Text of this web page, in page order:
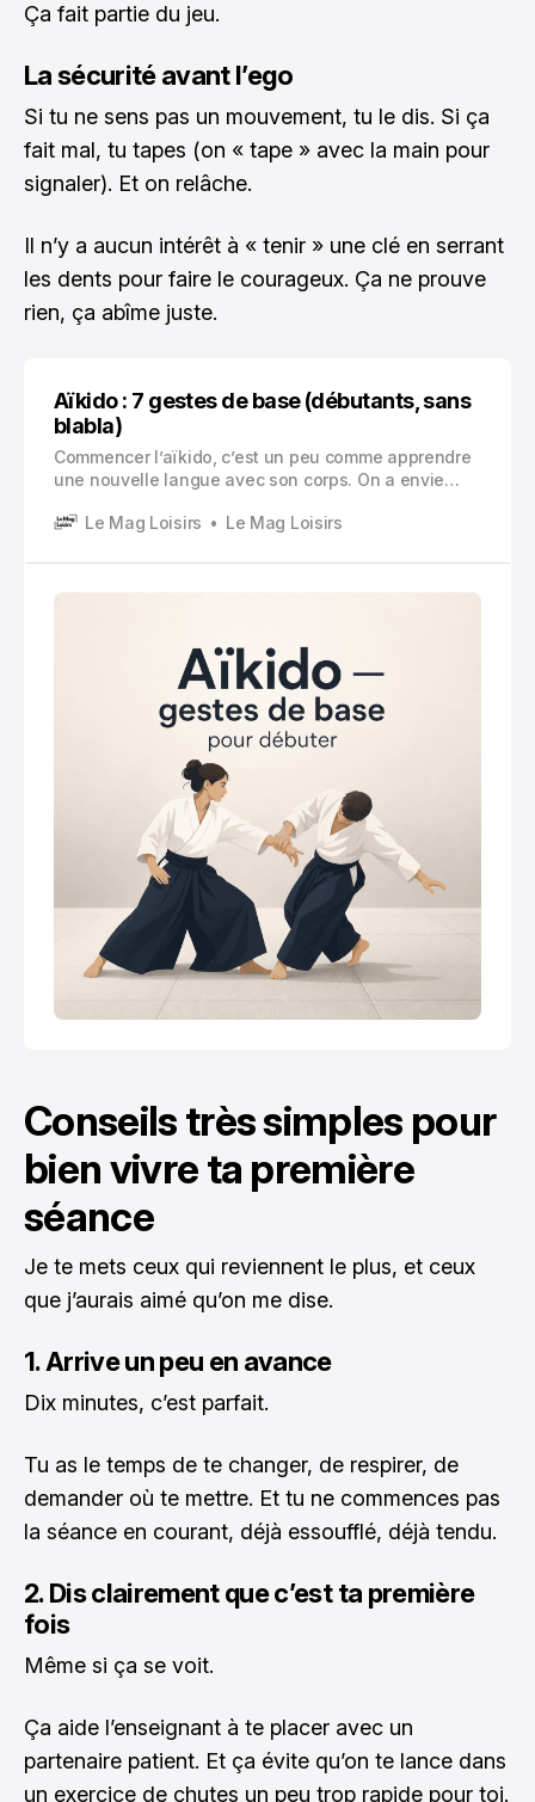
Ça fait partie du jeu.
La sécurité avant l’ego
Si tu ne sens pas un mouvement, tu le dis. Si ça
fait mal, tu tapes (on « tape » avec la main pour
signaler). Et on relâche.
Il n’y a aucun intérêt à « tenir » une clé en serrant
les dents pour faire le courageux. Ça ne prouve
rien, ça abîme juste.
Aïkido : 7 gestes de base (débutants, sans
blabla)
Commencer l’aïkido, c’est un peu comme apprendre
une nouvelle langue avec son corps. On a envie
comprendre comment ça marche.
Le Mag Loisirs Le Mag Loisirs
Conseils très simples pour
bien vivre ta première
séance
Je te mets ceux qui reviennent le plus, et ceux
que j’aurais aimé qu’on me dise.
1. Arrive un peu en avance
Dix minutes, c’est parfait.
Tu as le temps de te changer, de respirer, de
demander où te mettre. Et tu ne commences pas
la séance en courant, déjà essoufflé, déjà tendu.
2. Dis clairement que c’est ta première
fois
Même si ça se voit.
Ça aide l’enseignant à te placer avec un
partenaire patient. Et ça évite qu’on te lance dans
un exercice de chutes un peu trop rapide pour toi.